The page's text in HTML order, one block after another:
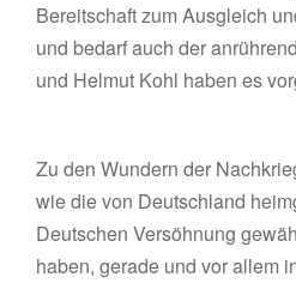
Bereitschaft zum Ausgleich
und bedarf auch der
und Helmut Kohl haben es
Zu den Wundern der
wie die von Deutschland
Deutschen Versöhnung
haben, gerade und vor allem